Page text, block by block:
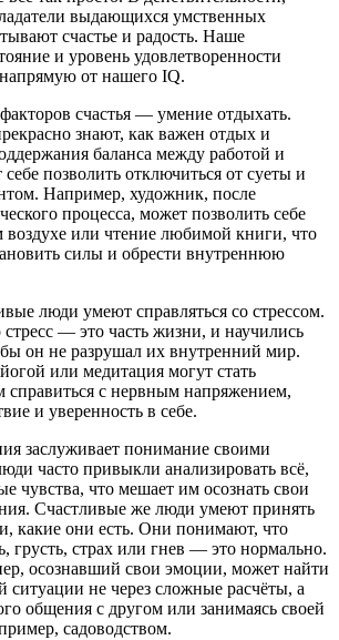
выдающихся умственных
счастье и радость. Наше
и уровень удовлетворенности
от нашего IQ.
счастья — умение отдыхать.
знают, как важен отдых и
баланса между работой и
позволить отключиться от суеты и
Например, художник, после
процесса, может позволить себе
воздухе или чтение любимой книги, что
силы и обрести внутреннюю
люди умеют справляться со стрессом.
— это часть жизни, и научились
он не разрушал их внутренний мир.
или медитация могут стать
справиться с нервным напряжением,
и уверенность в себе.
заслуживает понимание своими
часто привыкли анализировать всё,
чувства, что мешает им осознать свои
Счастливые же люди умеют принять
какие они есть. Они понимают, что
грусть, страх или гнев — это нормально.
осознавший свои эмоции, может найти
ситуации не через сложные расчёты, а
общения с другом или занимаясь своей
садоводством.